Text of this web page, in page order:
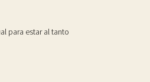
para estar al tanto